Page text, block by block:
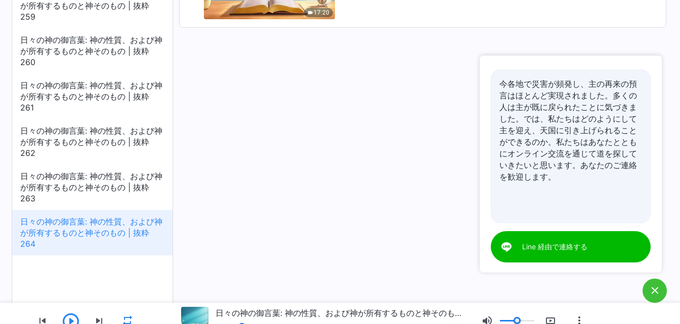
が所有するものと神そのもの | 抜粋
259
日々の神の御言葉: 神の性質、および神
が所有するものと神そのもの | 抜粋
260
日々の神の御言葉: 神の性質、および神
が所有するものと神そのもの | 抜粋
261
日々の神の御言葉: 神の性質、および神
が所有するものと神そのもの | 抜粋
262
日々の神の御言葉: 神の性質、および神
が所有するものと神そのもの | 抜粋
263
日々の神の御言葉: 神の性質、および神
が所有するものと神そのもの | 抜粋
264
17:20
今各地で災害が頻発し、主の再来の預
言はほとんど実現されました。多くの
人は主が既に戻られたことに気づきま
した。では、私たちはどのようにして
主を迎え、天国に引き上げられること
ができるのか。私たちはあなたととも
にオンライン交流を通じて道を探して
いきたいと思います。あなたのご連絡
を歓迎します。
Line 経由で連絡する
日々の神の御言葉: 神の性質、および神が所有するものと神そのもの | 抜粋 264